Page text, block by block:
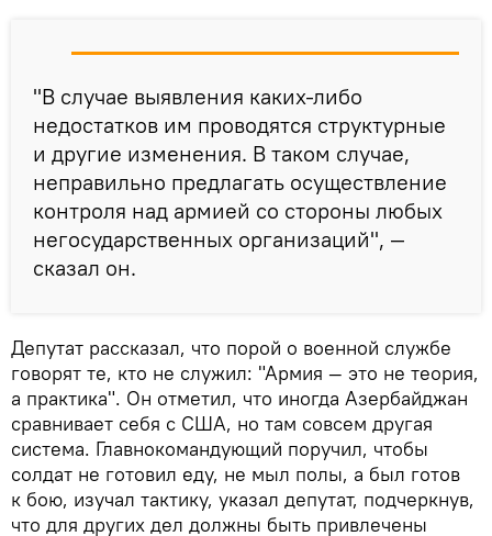
"В случае выявления каких-либо
недостатков им проводятся структурные
и другие изменения. В таком случае,
неправильно предлагать осуществление
контроля над армией со стороны любых
негосударственных организаций", —
сказал он.
Депутат рассказал, что порой о военной службе
говорят те, кто не служил: "Армия — это не теория,
а практика". Он отметил, что иногда Азербайджан
сравнивает себя с США, но там совсем другая
система. Главнокомандующий поручил, чтобы
солдат не готовил еду, не мыл полы, а был готов
к бою, изучал тактику, указал депутат, подчеркнув,
что для других дел должны быть привлечены